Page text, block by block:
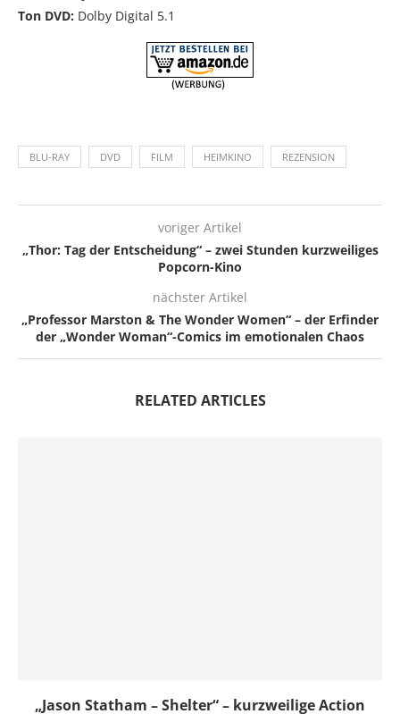
Ton DVD: Dolby Digital 5.1
BLU-RAY DVD FILM HEIMKINO REZENSION
voriger Artikel
„Thor: Tag der Entscheidung“ – zwei Stunden kurzweiliges
Popcorn-Kino
nächster Artikel
„Professor Marston & The Wonder Women“ – der Erfinder
der „Wonder Woman“-Comics im emotionalen Chaos
RELATED ARTICLES
„Jason Statham – Shelter“ – kurzweilige Action